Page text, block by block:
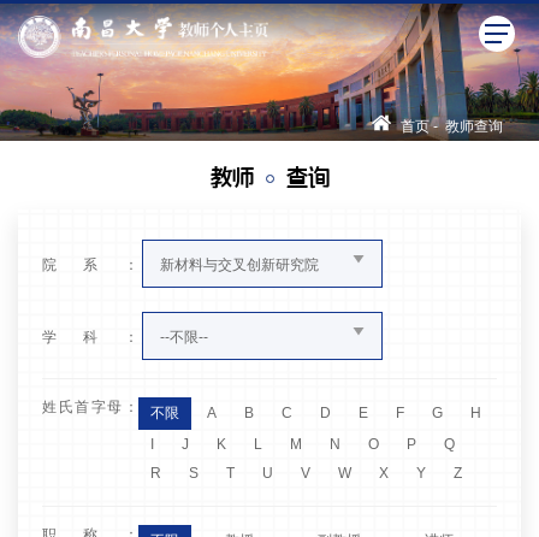
首页 - 教师查询
教师 查询
院系： 新材料与交叉创新研究院
学科： --不限--
姓氏首字母： 不限 A B C D E F G
H
I
J K L M N O P
Q
R
S T U V W X Y Z